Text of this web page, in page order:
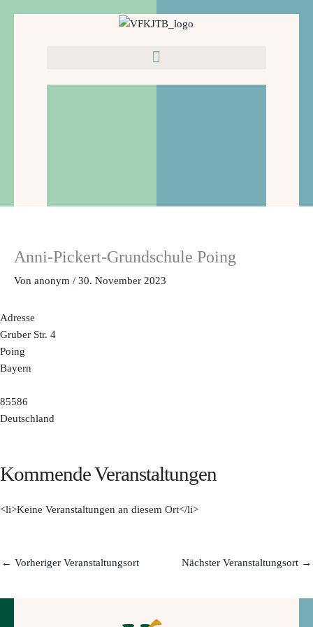
Anni-Pickert-Grundschule Poing
Von anonym / 30. November 2023
Adresse
Gruber Str. 4
Poing
Bayern
85586
Deutschland
Kommende Veranstaltungen
<li>Keine Veranstaltungen an diesem Ort</li>
← Vorheriger Veranstaltungsort Nächster Veranstaltungsort →